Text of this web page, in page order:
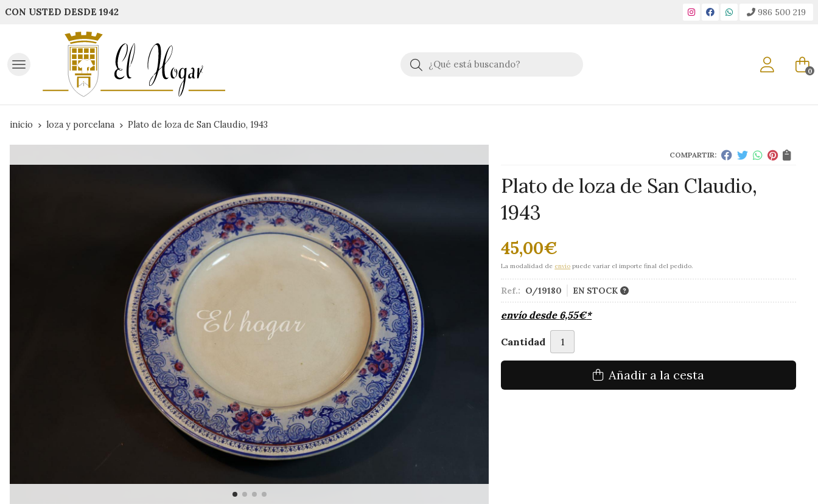
CON USTED DESDE 1942 986 500 219
Buscar 0
inicio loza y porcelana Plato de loza de San Claudio, 1943
COMPARTIR:
Plato de loza de San Claudio,
1943
45,00€
La modalidad de envío puede variar el importe final del pedido.
Ref.: O/19180 EN STOCK
envío desde 6,55€*
Cantidad
Añadir a la cesta